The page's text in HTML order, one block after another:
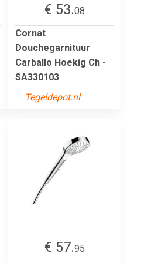
€ 53.08
Cornat
Douchegarnituur
Carballo Hoekig Ch -
SA330103
Tegeldepot.nl
€ 57.95